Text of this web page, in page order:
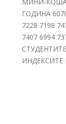
ГОДИНА
7228 7198
7407 6994
ИНДЕКСИТЕ